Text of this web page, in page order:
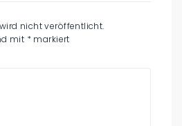
nicht veröffentlicht.
mit * markiert